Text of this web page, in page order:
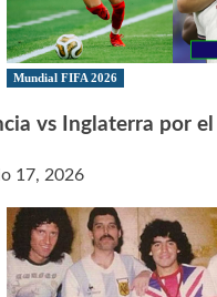
Mundial FIFA 2026
vs Inglaterra por
17, 2026